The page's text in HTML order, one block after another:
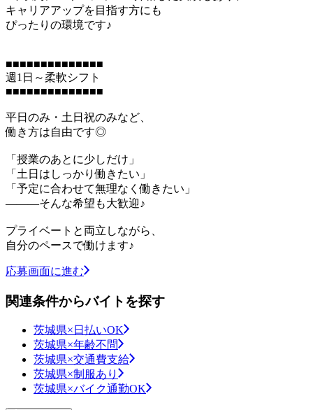
キャリアアップを目指す方にも
ぴったりの環境です♪
■■■■■■■■■■■■■■
週1日～柔軟シフト
■■■■■■■■■■■■■■
平日のみ・土日祝のみなど、
働き方は自由です◎
「授業のあとに少しだけ」
「土日はしっかり働きたい」
「予定に合わせて無理なく働きたい」
―――そんな希望も大歓迎♪
プライベートと両立しながら、
自分のペースで働けます♪
応募画面に進む
関連条件からバイトを探す
茨城県×日払いOK
茨城県×年齢不問
茨城県×交通費支給
茨城県×制服あり
茨城県×バイク通勤OK